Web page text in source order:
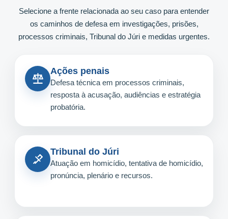
Selecione a frente relacionada ao seu caso para entender
os caminhos de defesa em investigações, prisões,
processos criminais, Tribunal do Júri e medidas urgentes.
Ações penais
Defesa técnica em processos criminais,
resposta à acusação, audiências e estratégia
probatória.
Tribunal do Júri
Atuação em homicídio, tentativa de homicídio,
pronúncia, plenário e recursos.